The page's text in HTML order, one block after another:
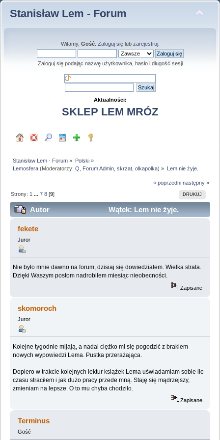
Stanisław Lem - Forum
Witamy, Gość. Zaloguj sięlub zarejestruj.
Zaloguj się podając nazwę użytkownika, hasło i długość sesji
Aktualności:
SKLEP LEM MRÓZ
Stanisław Lem - Forum » Polski»
Lemosfera (Moderatorzy:Q Forum Admin ,skrzat ,olkapolka) » Lem nie żyje.
« poprzedni następny »
DRUKUJ
Strony: 1 ...7 8 [9]
Autor
Wątek: Lem nie żyje.
(Przeczytany 151312 razy)
fekete
Juror
Nie było mnie dawno na forum, dzisiaj się dowiedziałem. Wielka strata.
Dzięki Waszym postom nadrobiłem miesiąc nieobecności.
Zapisane
skomoroch
Juror
Kolejne tygodnie mijają, a nadal ciężko mi się pogodzić z brakiem
nowych wypowiedzi Lema. Pustka przerażająca.
Dopiero w trakcie kolejnych lektur książek Lema uświadamiam sobie ile
czasu straciłem i jak dużo pracy przede mną. Staję się mądrzejszy,
zmieniam na lepsze. O to mu chyba chodziło.
Zapisane
Terminus
Gość